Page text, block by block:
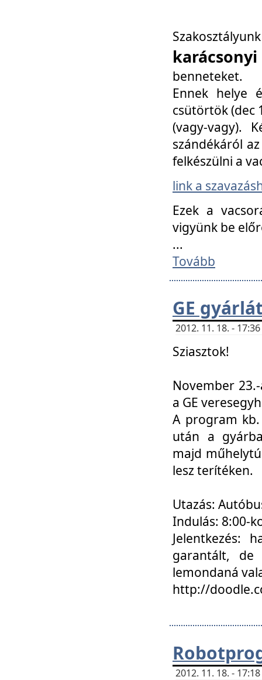
benneteket.
Ennek helye
csütörtök (dec
(vagy-vagy).
szándékáról
felkészülni a
link a
Ezek a
vigyünk be
...
Tovább
GE
2012. 11. 18. -
Sziasztok!
November
a GE
A program
után a
majd
lesz terítéken.
Utazás:
Indulás: 8:00-
Jelentkezés:
garantált, de
lemondaná
http://
2012. 11. 18. -